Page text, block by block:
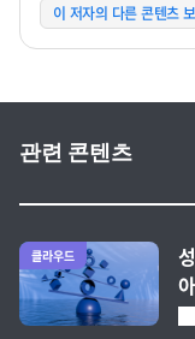
이 저자의 다른 콘텐츠
관련 콘텐츠
전체 글 보기
클라우드